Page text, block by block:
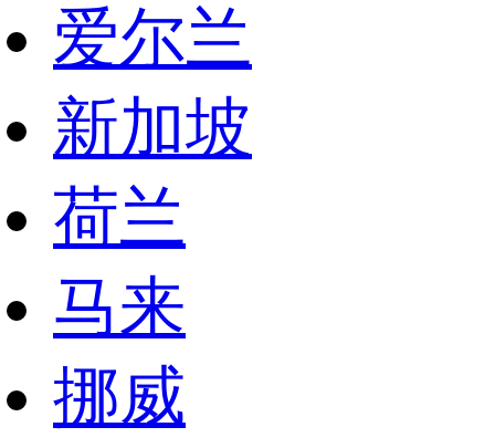
爱尔兰
新加坡
荷兰
马来
挪威